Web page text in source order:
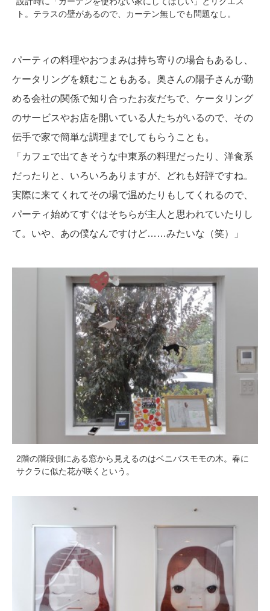
ト。テラスの壁があるので、カーテン無しでも問題なし。
パーティの料理やおつまみは持ち寄りの場合もあるし、
ケータリングを頼むこともある。奥さんの陽子さんが勤
める会社の関係で知り合ったお友だちで、ケータリング
のサービスやお店を開いている人たちがいるので、その
伝手で家で簡単な調理までしてもらうことも。
「カフェで出てきそうな中東系の料理だったり、洋食系
だったりと、いろいろありますが、どれも好評ですね。
実際に来てくれてその場で温めたりもしてくれるので、
パーティ始めてすぐはそちらが主人と思われていたりし
て。いや、あの僕なんですけど……みたいな（笑）」
2階の階段側にある窓から見えるのはベニバスモモの木。春に
サクラに似た花が咲くという。